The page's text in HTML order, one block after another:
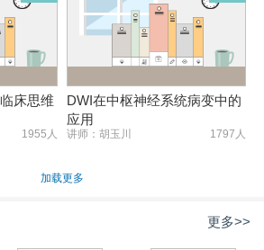
床思维
1955人
DWI在中枢神经系统病变中的
应用
讲师：胡玉川 1797人
加载更多
更多>>